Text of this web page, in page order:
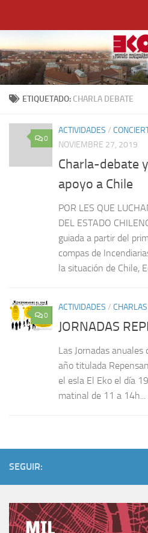
ETIQUETADO: CHARLA DEBATE
0
ACTIVIDADES /
NOVIEMBRE 27, 2019
Charla-debate
apoyo a Chile
POR LES QUE
DEL ESTADO
guiada a partir del
compas de
la situación de Chile,
0
ACTIVIDADES /
JORNADAS
Las Jornadas anuales
año titulada
el esla El Eko el día
matinal de 11 a 14h...
SEGUIR: